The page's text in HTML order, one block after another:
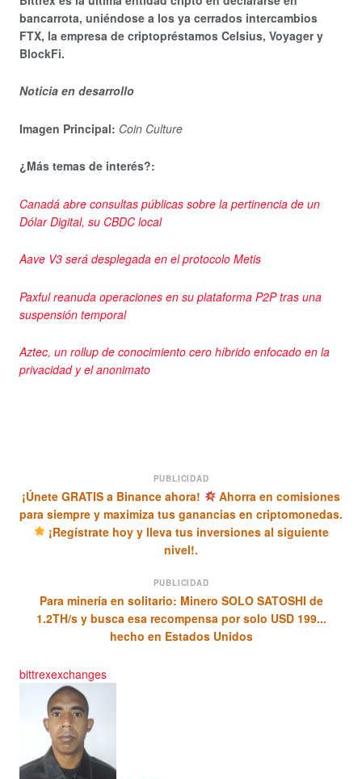
bancarrota, uniéndose a los ya cerrados intercambios
FTX, la empresa de criptopréstamos Celsius, Voyager y
BlockFi.
Noticia en desarrollo
Imagen Principal: Coin Culture
¿Más temas de interés?:
Canadá abre consultas públicas sobre la pertinencia de un
Dólar Digital, su CBDC local
Aave V3 será desplegada en el protocolo Metis
Paxful reanuda operaciones en su plataforma P2P tras una
suspensión temporal
Aztec, un rollup de conocimiento cero híbrido enfocado en la
privacidad y el anonimato
PUBLICIDAD
¡Únete GRATIS a Binance ahora!
Ahorra en comisiones
para siempre y maximiza tus ganancias en criptomonedas.
¡Regístrate hoy y lleva tus inversiones al siguiente
nivel!.
PUBLICIDAD
Para minería en solitario: Minero SOLO SATOSHI de
1.2TH/s y busca esa recompensa por solo USD 199...
hecho en Estados Unidos
bittrexexchanges